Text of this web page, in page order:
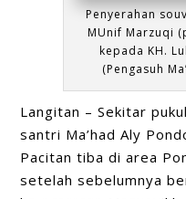
Penyerahan
MUnif Marzuqi
kepada KH.
(Pengasuh
Langitan –Sekitar
santri Ma’had Aly
Pacitan tiba di area
setelah sebelumnya